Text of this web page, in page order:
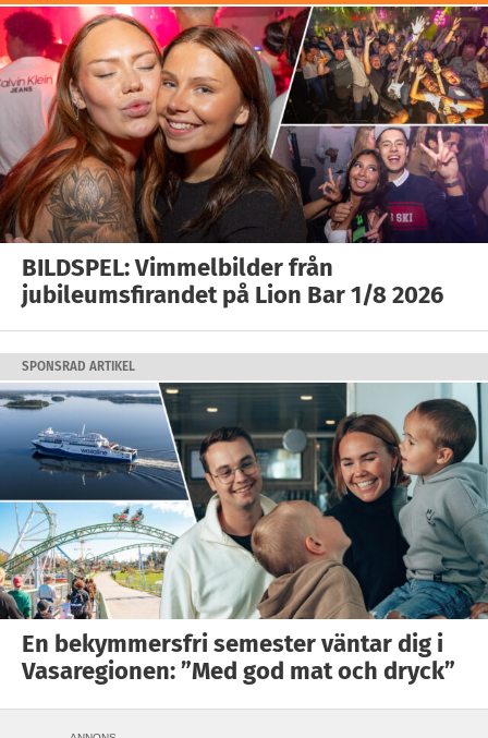
BILDSPEL: Vimmelbilder från
jubileumsfirandet på Lion Bar 1/8 2026
SPONSRAD ARTIKEL
En bekymmersfri semester väntar dig i
Vasaregionen: ”Med god mat och dryck”